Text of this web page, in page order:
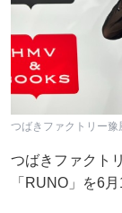
つばきファクトリー豫
つばきファクト
「RUNO」を6